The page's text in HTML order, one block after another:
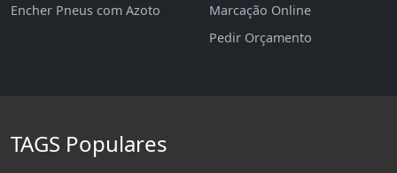
Encher Pneus com Azoto
Marcação Online
Pedir Orçamento
TAGS Populares